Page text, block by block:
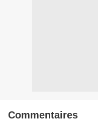
Commentaires